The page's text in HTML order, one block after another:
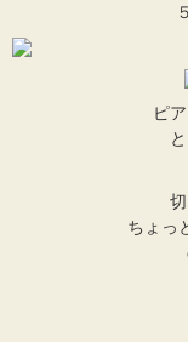
ピ
ちょっ